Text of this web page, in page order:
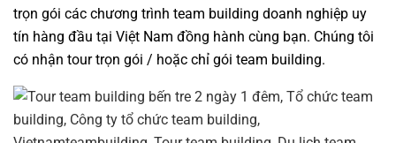
trọn gói các chương trình team building doanh nghiệp uy
tín hàng đầu tại Việt Nam đồng hành cùng bạn. Chúng tôi
có nhận tour trọn gói / hoặc chỉ gói team building.